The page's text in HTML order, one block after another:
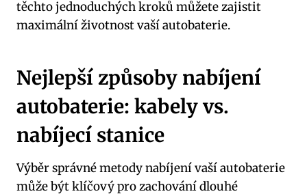
těchto jednoduchých kroků můžete‌ zajistit
maximální životnost vaší autobaterie.
Nejlepší způsoby nabíjení
⁤autobaterie: kabely vs.
nabíjecí stanice
Výběr správné metody⁣ nabíjení‌ vaší autobaterie⁣
může ⁢být klíčový pro⁣ zachování dlouhé